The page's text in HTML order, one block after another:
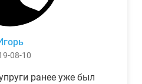
08-10
ранее уже был